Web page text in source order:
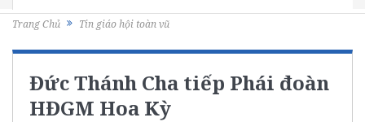
Trang Chủ Tin giáo hội toàn vũ
Đức Thánh Cha tiếp Phái đoàn
HĐGM Hoa Kỳ